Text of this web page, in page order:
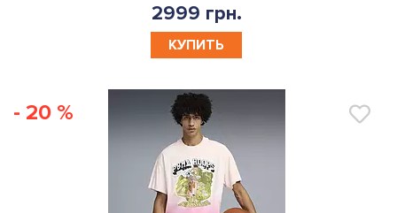
2999 грн.
КУПИТЬ
- 20 %